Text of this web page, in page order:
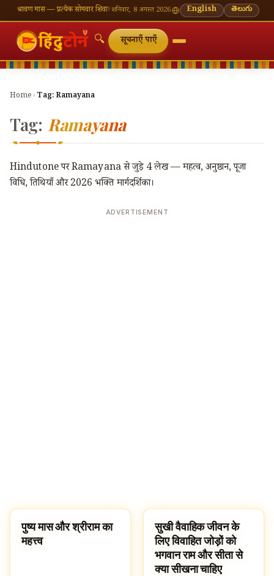
श्रावण मास — प्रत्येक सोमवार शिवालय दर्शन का महत्व🌸 गणेश चतुर्थी — भाद्रपद शुक्ल चतुर्थी⛩
शनिवार, 8 अगस्त 2026 English తెలుగు
🔍 सूचनाएँ पाएँ
Home › Tag:Ramayana
Tag: Ramayana
Hindutone पर Ramayana से जुड़े 4 लेख — महत्व, अनुष्ठान, पूजा
विधि, तिथियाँ और 2026 भक्ति मार्गदर्शिका।
ADVERTISEMENT
FESTIVALS
पुष्य मास और श्रीराम का
महत्त्व
CULTURE
सुखी वैवाहिक जीवन के
लिए विवाहित जोड़ों को
भगवान राम और सीता से
क्या सीखना चाहिए